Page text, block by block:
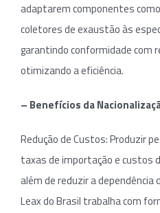
adaptarem componentes
coletores de exaustão às
garantindo conformidade com
otimizando a eficiência.
– Benefícios da
Redução de Custos: Produzir
taxas de importação e custos
além de reduzir a dependência
Leax do Brasil trabalha com